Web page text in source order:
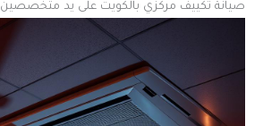
صيانة تكييف مركزي بالكويت على يد متخصصين